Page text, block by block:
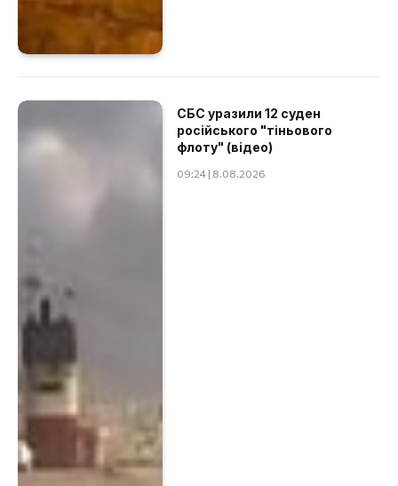
СБС уразили 12 суден
російського "тіньового
флоту" (відео)
09:24 | 8.08.2026